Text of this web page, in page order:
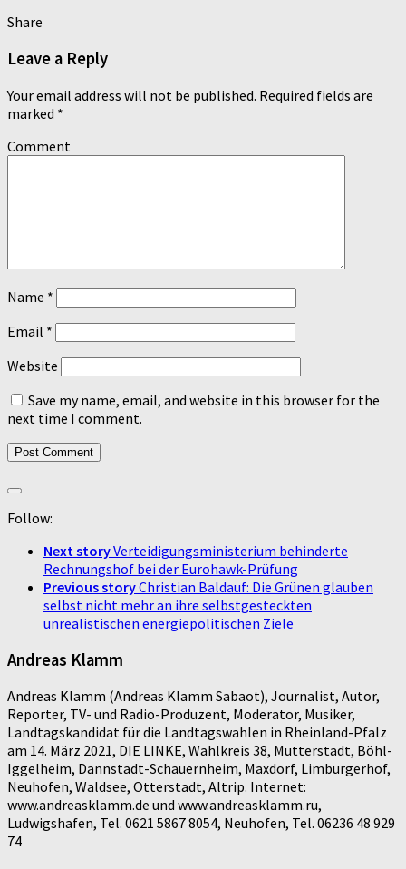
Share
Leave a Reply
Your email address will not be published. Required fields are
marked *
Comment
Name *
Email *
Website
Save my name, email, and website in this browser for the
next time I comment.
Follow:
Next storyVerteidigungsministerium behinderte
Rechnungshof bei der Eurohawk-Prüfung
Previous storyChristian Baldauf: Die Grünen glauben
selbst nicht mehr an ihre selbstgesteckten
unrealistischen energiepolitischen Ziele
Andreas Klamm
Andreas Klamm (Andreas Klamm Sabaot), Journalist, Autor,
Reporter, TV- und Radio-Produzent, Moderator, Musiker,
Landtagskandidat für die Landtagswahlen in Rheinland-Pfalz
am 14. März 2021, DIE LINKE, Wahlkreis 38, Mutterstadt, Böhl-
Iggelheim, Dannstadt-Schauernheim, Maxdorf, Limburgerhof,
Neuhofen, Waldsee, Otterstadt, Altrip. Internet:
www.andreasklamm.de und www.andreasklamm.ru,
Ludwigshafen, Tel. 0621 5867 8054, Neuhofen, Tel. 06236 48 929
74